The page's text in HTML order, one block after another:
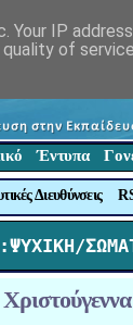
Έντυπα
Διευθύνσεις
IP
of